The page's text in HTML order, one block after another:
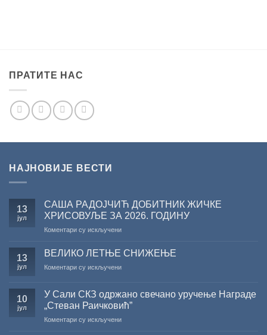
ПРАТИТЕ НАС
НАЈНОВИЈЕ ВЕСТИ
13
јул
САША РАДОЈЧИЋ ДОБИТНИК ЖИЧКЕ
ХРИСОВУЉЕ ЗА 2026. ГОДИНУ
Коментари су искљученина
РАДОЈЧИЋ
ЖИЧКЕ
ГОДИНУ
13
јул
ВЕЛИКО ЛЕТЊЕ СНИЖЕЊЕ
Коментари су искљученина
СНИЖЕЊЕ
10
јул
У Сали СКЗ одржано свечано уручење Награде
„Стеван Раичковић”
Коментари су искљученина